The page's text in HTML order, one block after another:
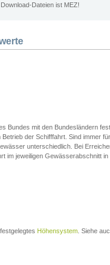
Dateien ist MEZ!
Bundes mit den Bundesländern
der Schifffahrt. Sind immer
unterschiedlich. Bei
im jeweiligen Gewässerabschnitt
Höhensystem . Siehe